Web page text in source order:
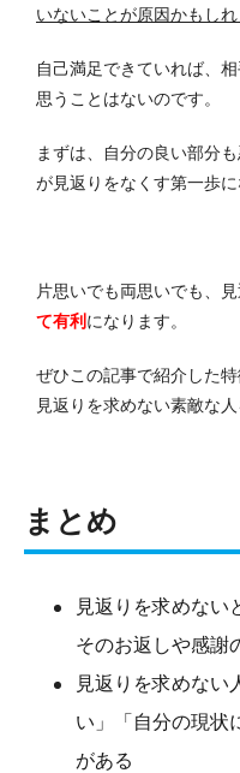
いないことが原因かもし
自己満足できていれば、
思うことはないのです。
まずは、自分の良い部分
が見返りをなくす第一歩に
片思いでも両思いでも、
て有利 になります。
ぜひこの記事で紹介した
見返りを求めない素敵な
まとめ
見返りを求めない
そのお返しや感謝
見返りを求めない
い」「自分の現状
がある